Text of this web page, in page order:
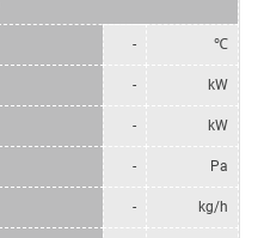
- ℃
- kW
- kW
- Pa
- kg/h